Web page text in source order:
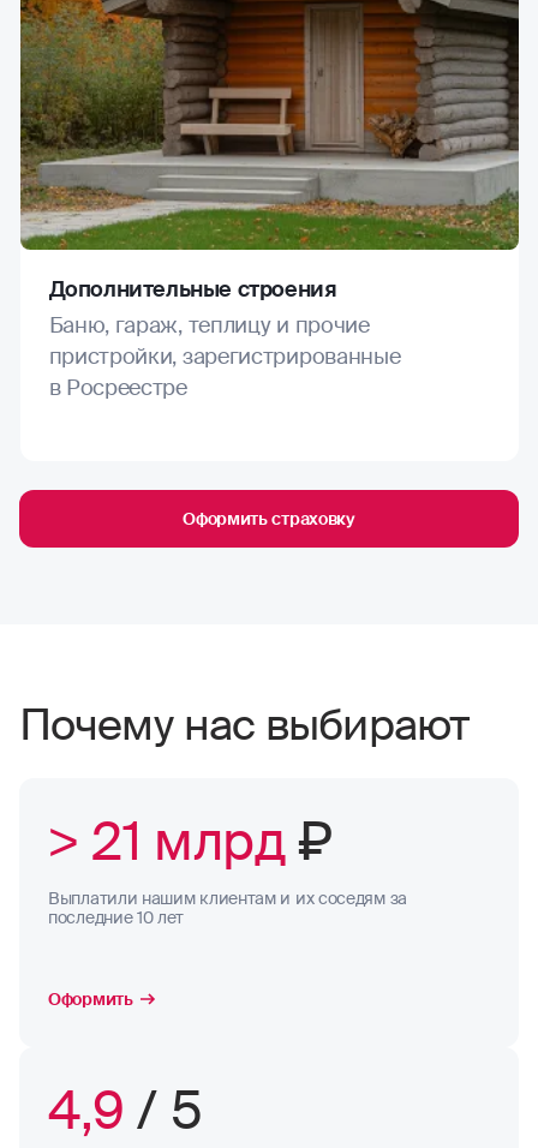
Дополнительные строения
Баню, гараж, теплицу и прочие
пристройки, зарегистрированные
в Росреестре
Оформить страховку
Почему нас выбирают
> 21 млрд₽
Выплатили нашим клиентам и их соседям за
последние 10 лет
Оформить
4,9 / 5